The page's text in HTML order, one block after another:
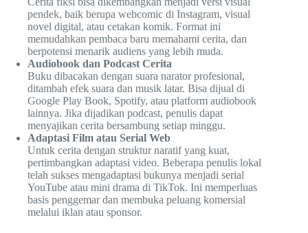
pendek, baik berupa webcomic di Instagram, visual
novel digital, atau cetakan komik. Format ini
memudahkan pembaca baru memahami cerita, dan
berpotensi menarik audiens yang lebih muda.
Audiobook dan Podcast Cerita
Buku dibacakan dengan suara narator profesional,
ditambah efek suara dan musik latar. Bisa dijual di
Google Play Book, Spotify, atau platform audiobook
lainnya. Jika dijadikan podcast, penulis dapat
menyajikan cerita bersambung setiap minggu.
Adaptasi Film atau Serial Web
Untuk cerita dengan struktur naratif yang kuat,
pertimbangkan adaptasi video. Beberapa penulis lokal
telah sukses mengadaptasi bukunya menjadi serial
YouTube atau mini drama di TikTok. Ini memperluas
basis penggemar dan membuka peluang komersial
melalui iklan atau sponsor.